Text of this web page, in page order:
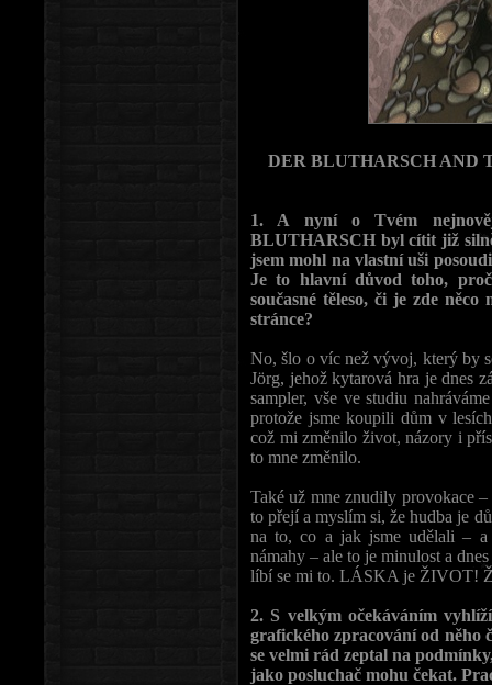
DER BLUTHARSCH AND
1. A nyní o Tvém
BLUTHARSCH byl cítit již
jsem mohl na vlastní uši
Je to hlavní důvod toho,
současné těleso, či je zde
stránce?
No, šlo o víc než vývoj, který by
Jörg, jehož kytarová hra je dnes
sampler, vše ve studiu
protože jsme koupili dům v
což mi změnilo život, názory i
to mne změnilo.
Také už mne znudily provokace
to přejí a myslím si, že hudba je
na to, co a jak jsme udělali – a
námahy – ale to je minulost a
líbí se mi to. LÁSKA je ŽIVOT!
2. S velkým očekáváním
grafického zpracování od něho
se velmi rád zeptal na
jako posluchač mohu čekat.